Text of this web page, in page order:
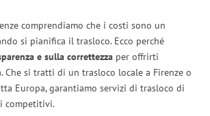
comprendiamo che i costi sono un
si pianifica il trasloco. Ecco perché
e sulla correttezza per offrirti
Che si tratti di un trasloco locale a Firenze o
Europa, garantiamo servizi di trasloco di
competitivi.